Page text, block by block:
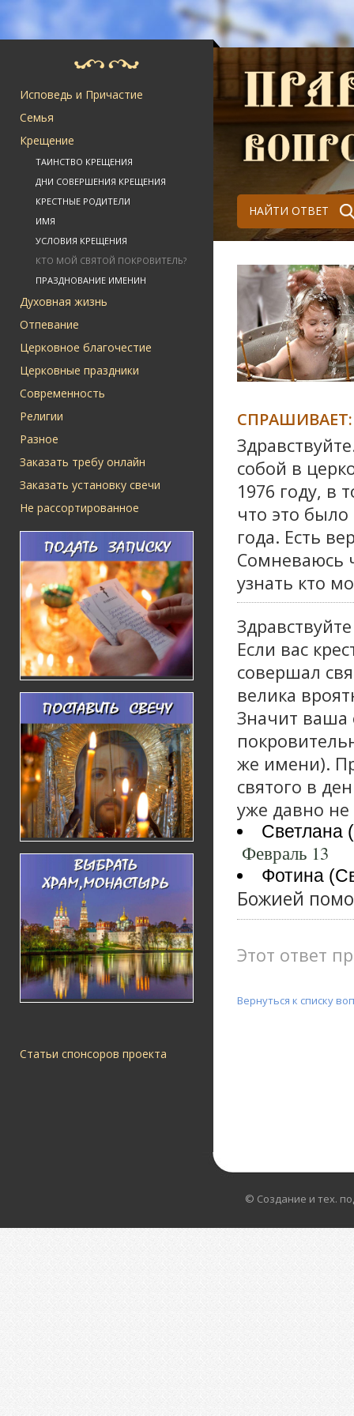
Исповедь и Причастие
Семья
Крещение
ТАИНСТВО КРЕЩЕНИЯ
ДНИ СОВЕРШЕНИЯ КРЕЩЕНИЯ
КРЕСТНЫЕ РОДИТЕЛИ
ИМЯ
УСЛОВИЯ КРЕЩЕНИЯ
КТО МОЙ СВЯТОЙ ПОКРОВИТЕЛЬ?
ПРАЗДНОВАНИЕ ИМЕНИН
Духовная жизнь
Отпевание
Церковное благочестие
Церковные праздники
Современность
Религии
Разное
Заказать требу онлайн
Заказать установку свечи
Не рассортированное
Статьи спонсоров проекта
НАЙТИ ОТВЕТ
СПРАШИВАЕТ:
собой в
1976 году, в
что это
года. Есть
Сомневаюсь
узнать кто
Если вас
совершал
велика
Значит ваша
же имени).
святого в
уже давно не
Светлана
Февраль 13
Фотина
Божией
Этот ответ
Вернуться к списку
© Создание и тех.